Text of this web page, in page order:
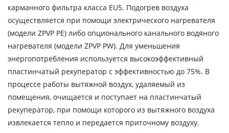
карманного фильтра класса EU5. Подогрев воздуха
осуществляется при помощи электрического нагревателя
(модели ZPVP PE) либо опционального канального водяного
нагревателя (модели ZPVP PW). Для уменьшения
энергопотребления используется высокоэффективный
пластинчатый рекуператор с эффективностью до 75%. В
процессе работы вытяжной воздух, удаляемый из
помещения, очищается и поступает на пластинчатый
рекуператор, при помощи которого из вытяжного воздуха
извлекается тепло и передается приточному воздуху.